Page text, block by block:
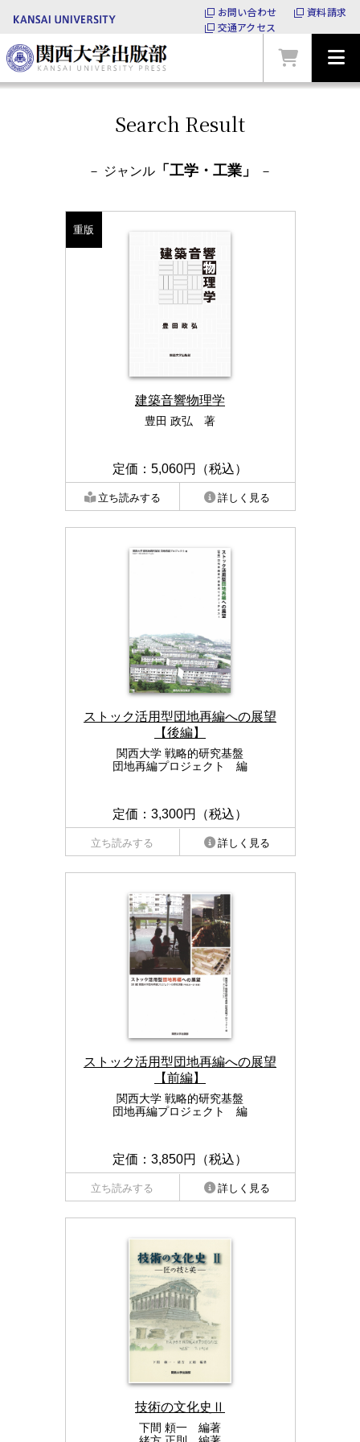
お問い合わせ
資料請求
交通アクセス
Search Result
－ ジャンル 「工学・工業」 －
重版
建築音響物理学
豊田 政弘 著
定価：5,060円（税込）
立ち読みする 詳しく見る
ストック活用型団地再編への展望
【後編】
関西大学 戦略的研究基盤
団地再編プロジェクト 編
定価：3,300円（税込）
立ち読みする 詳しく見る
ストック活用型団地再編への展望
【前編】
関西大学 戦略的研究基盤
団地再編プロジェクト 編
定価：3,850円（税込）
立ち読みする 詳しく見る
技術の文化史Ⅱ
下間 頼一 編著